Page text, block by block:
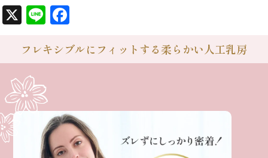
X Line
フレキシブルにフィットする柔らかい人工乳房